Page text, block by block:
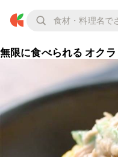
無限に食べられる オク